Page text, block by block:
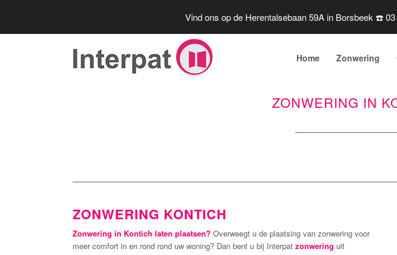
Home Zonwering
ZONWERING IN
ZONWERING KONTICH
Zonwering in Kontich laten plaatsen? Overweegt u de plaatsing van zonwering voor
meer comfort in en rond rond uw woning? Dan bent u bij Interpat zonwering uit
Vind ons op de Herentalsebaan 59A in Borsbeek ☎️